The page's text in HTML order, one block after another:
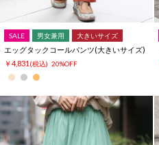
SALE 男女兼用 大きいサイズ
エッグタックコールパンツ(大きいサイズ)
￥4,831 (税込) 20%OFF